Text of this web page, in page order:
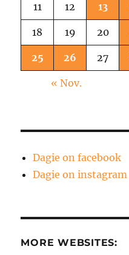
11 12 13
18 19 20
25 26 27
« Nov.
Dagie on facebook
Dagie on instagram
MORE WEBSITES: